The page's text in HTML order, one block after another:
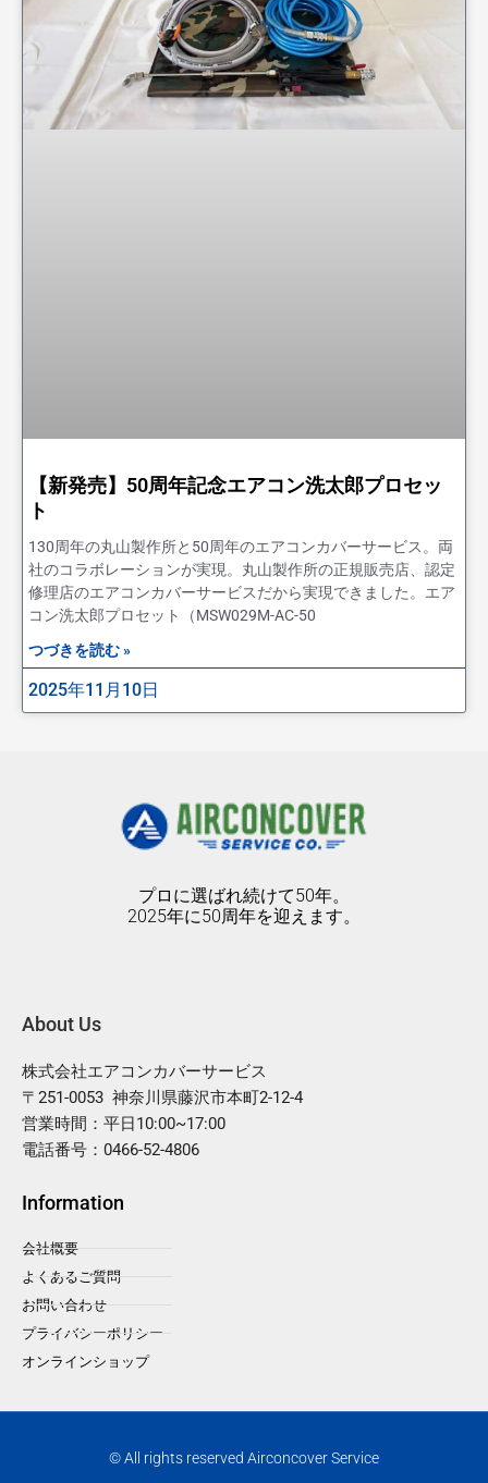
【新発売】50周年記念エアコン洗太郎プロセッ
ト
130周年の丸山製作所と50周年のエアコンカバーサービス。両
社のコラボレーションが実現。丸山製作所の正規販売店、認定
修理店のエアコンカバーサービスだから実現できました。エア
コン洗太郎プロセット（MSW029M-AC-50
つづきを読む »
2025年11月10日
プロに選ばれ続けて50年。
2025年に50周年を迎えます。
About Us
株式会社エアコンカバーサービス
〒251-0053 神奈川県藤沢市本町2-12-4
営業時間：平日10:00~17:00
電話番号：0466-52-4806
Information
会社概要
よくあるご質問
お問い合わせ
プライバシーポリシー
オンラインショップ
© All rights reserved Airconcover Service